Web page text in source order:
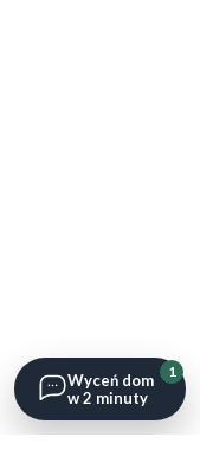
1
Wyceń dom
w 2 minuty